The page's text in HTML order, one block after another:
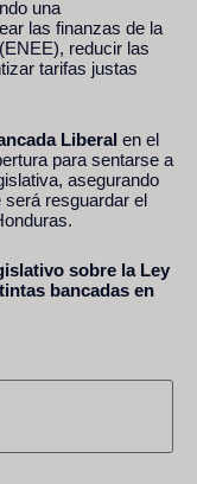
una
las finanzas de la
reducir las
tarifas justas
Liberal en el
para sentarse a
asegurando
será resguardar el
sobre la Ley
bancadas en